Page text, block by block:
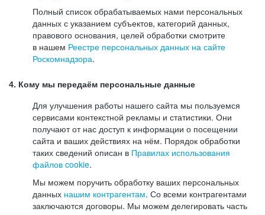
Полный список обрабатываемых нами персональных
данных с указанием субъектов, категорий данных,
правового основания, целей обработки смотрите
в нашем Реестре персональных данных на сайте
Роскомнадзора.
4. Кому мы передаём персональные данные
Для улучшения работы нашего сайта мы пользуемся
сервисами контекстной рекламы и статистики. Они
получают от нас доступ к информации о посещении
сайта и ваших действиях на нём. Порядок обработки
таких сведений описан в Правилах использования
файлов cookie.
Мы можем поручить обработку ваших персональных
данных нашим контрагентам. Со всеми контрагентами
заключаются договоры. Мы можем делегировать часть